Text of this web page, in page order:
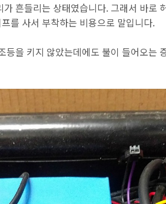
흔들리는 상태였습니다. 그래서 바로
를 사서 부착하는 비용으로 말입니다.
을 키지 않았는데에도 불이 들어오는